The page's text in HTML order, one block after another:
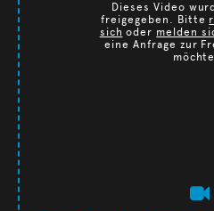
Dieses Video
freigegeben. Bitte
sich oder melden
eine Anfrage zur